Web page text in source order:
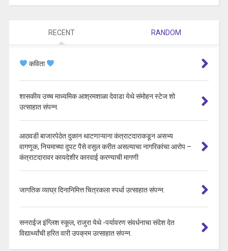
RECENT RANDOM
कविता
शासकीय उच्च माध्यमिक आश्रमशाळा देवाडा येथे संमोहन स्टेज शो
उत्साहात संपन्न.
आठवडी बाजारपेठेत दुकान थाटणाऱ्याना कंत्राटदाराकडून असभ्य
वागणूक, नियमाच्या दुपट पैसे वसुल करीत असल्याचा नागरिकांचा आरोप –
कंत्राटदारावर कायदेशीर कारवाई करण्याची मागणी
जागतिक व्याघ्र दिनानिमित्त चित्रकला स्पर्धा उत्साहात संपन्न.
सनराईज इंग्लिश स्कूल, राजुरा येथे -पर्यावरण संवर्धनाचा संदेश देत
विद्यार्थ्यांची हरित वारी उपक्रम उत्साहात संपन्न.